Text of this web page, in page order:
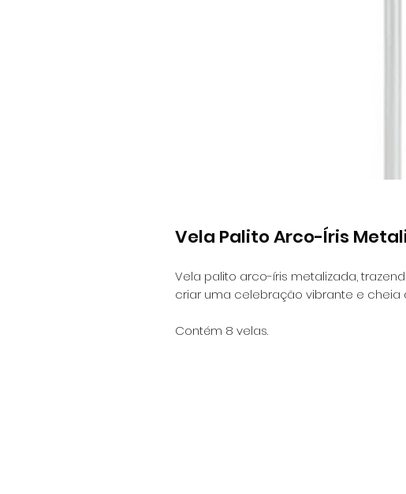
Vela Palito Arco-Íris
Vela palito arco-íris metalizada,
criar uma celebração vibrante e cheia
Contém 8 velas.